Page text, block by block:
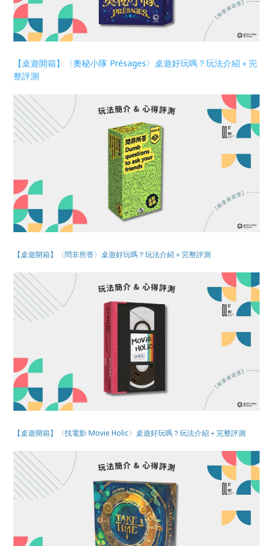
【桌遊開箱】〈奧秘小隊 Présages〉桌遊好玩嗎？玩法介紹＋完
整評測
【桌遊開箱】〈問非所答〉桌遊好玩嗎？玩法介紹＋完整評測
【桌遊開箱】〈找電影 Movie Holic〉桌遊好玩嗎？玩法介紹＋完整評測